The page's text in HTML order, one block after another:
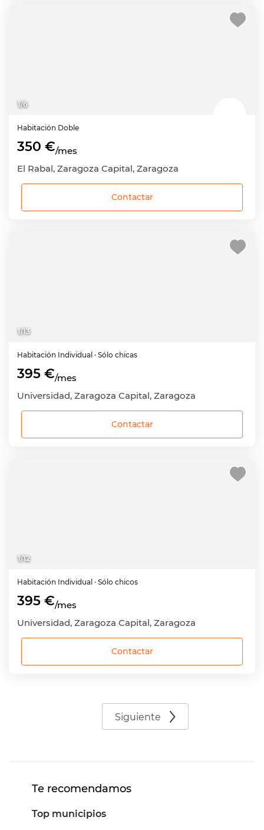
1/6
Habitación Doble
350 €/mes
El Rabal, Zaragoza Capital, Zaragoza
Contactar
1/13
Habitación Individual · Sólo chicas
395 €/mes
Universidad, Zaragoza Capital, Zaragoza
Contactar
1/12
Habitación Individual · Sólo chicos
395 €/mes
Universidad, Zaragoza Capital, Zaragoza
Contactar
Siguiente
Te recomendamos
Top municipios